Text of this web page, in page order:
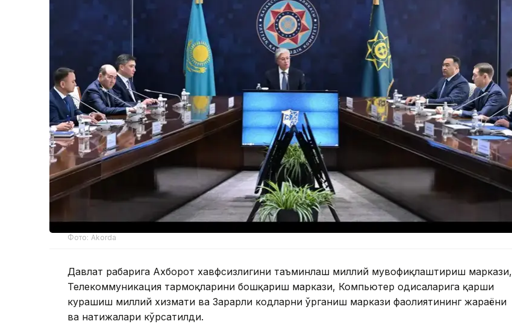
Фото: Akorda
Давлат раҳбарига Ахборот хавфсизлигини таъминлаш миллий мувофиқлаштириш маркази,
Телекоммуникация тармоқларини бошқариш маркази, Компьютер ҳодисаларига қарши
курашиш миллий хизмати ва Зарарли кодларни ўрганиш маркази фаолиятининг жараёни
ва натижалари кўрсатилди.